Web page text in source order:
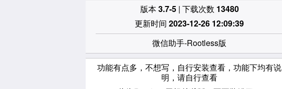
版本3.7-5| 下载次数 13480
更新时间 2023-12-26 12:09:39
微信助手-Rootless版
功能有点多，不想写，自行安装查看，功能下均有说
明，请自行查看